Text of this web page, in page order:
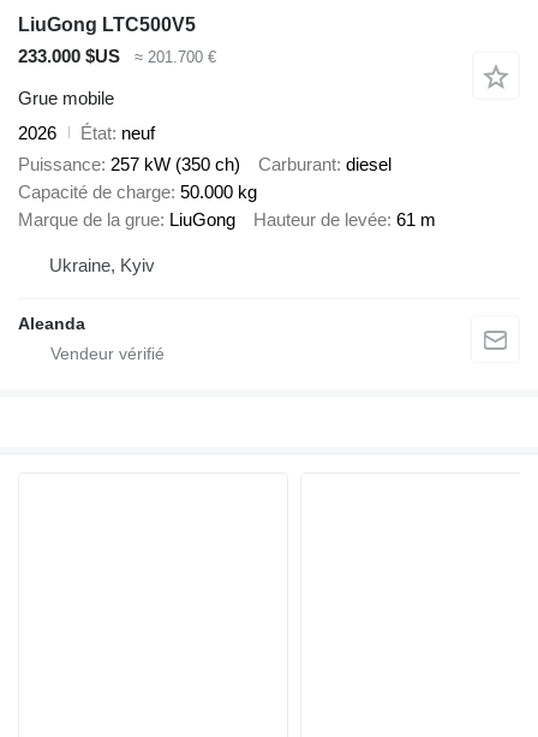
LiuGong LTC500V5
233.000 $US
≈ 201.700 €
Grue mobile
2026
État neuf
Puissance 257 kW (350 ch) Carburant diesel
Capacité de charge 50.000 kg
Marque de la grue LiuGong Hauteur de levée 61 m
Ukraine, Kyiv
Aleanda